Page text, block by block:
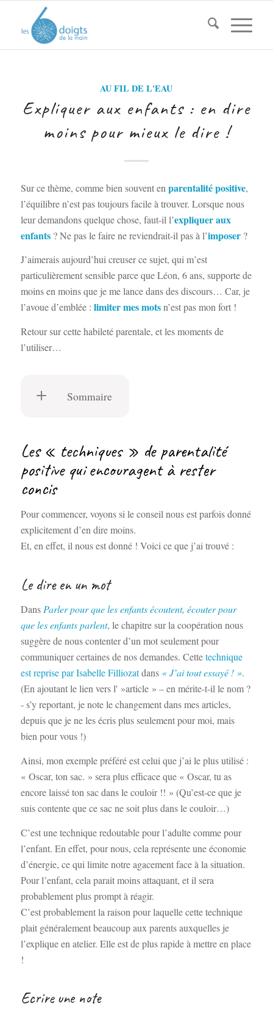
AU FIL DE L'EAU
Expliquer aux enfants : en dire
moins pour mieux le dire !
Sur ce thème, comme bien souvent en parentalité positive,
l’équilibre n’est pas toujours facile à trouver. Lorsque nous
leur demandons quelque chose, faut-il l’expliquer aux
enfants? Ne pas le faire ne reviendrait-il pas à l’imposer?
J’aimerais aujourd’hui creuser ce sujet, qui m’est
particulièrement sensible parce que Léon, 6 ans, supporte de
moins en moins que je me lance dans des discours… Car, je
l’avoue d’emblée : limiter mes motsn’est pas mon fort !
Retour sur cette habileté parentale, et les moments de
l’utiliser…
Sommaire
Les « techniques » de parentalité
positive qui encouragent à rester
concis
Pour commencer, voyons si le conseil nous est parfois donné
explicitement d’en dire moins.
Et, en effet, il nous est donné ! Voici ce que j’ai trouvé :
Le dire en un mot
DansParler pour que les enfants écoutent, écouter pour
que les enfants parlent, le chapitre sur la coopération nous
suggère de nous contenter d’un mot seulement pour
communiquer certaines de nos demandes. Cettetechnique
est reprise par Isabelle Filliozatdans « J’ai tout essayé ! ».
(En ajoutant le lien vers l' »article » – en mérite-t-il le nom ?
- s’y reportant, je note le changement dans mes articles,
depuis que je ne les écris plus seulement pour moi, mais
bien pour vous !)
Ainsi, mon exemple préféré est celui que j’ai le plus utilisé :
« Oscar, ton sac. » sera plus efficace que « Oscar, tu as
encore laissé ton sac dans le couloir !! » (Qu’est-ce que je
suis contente que ce sac ne soit plus dans le couloir…)
C’est une technique redoutable pour l’adulte comme pour
l’enfant. En effet, pour nous, cela représente une économie
d’énergie, ce qui limite notre agacement face à la situation.
Pour l’enfant, cela parait moins attaquant, et il sera
probablement plus prompt à réagir.
C’est probablement la raison pour laquelle cette technique
plait généralement beaucoup aux parents auxquelles je
l’explique en atelier. Elle est de plus rapide à mettre en place
!
Ecrire une note